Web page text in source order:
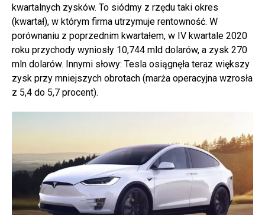
kwartalnych zysków. To siódmy z rzędu taki okres
(kwartał), w którym firma utrzymuje rentowność. W
porównaniu z poprzednim kwartałem, w IV kwartale 2020
roku przychody wyniosły 10,744 mld dolarów, a zysk 270
mln dolarów. Innymi słowy: Tesla osiągnęła teraz większy
zysk przy mniejszych obrotach (marża operacyjna wzrosła
z 5,4 do 5,7 procent).